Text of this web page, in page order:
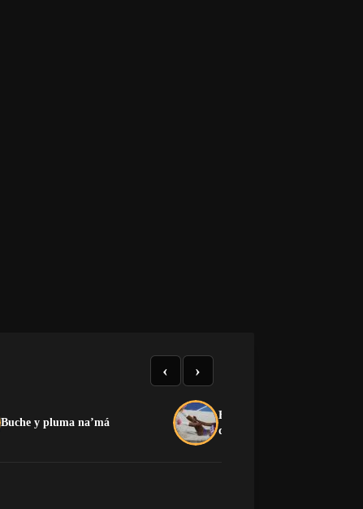
Buche y pluma na’má
El medallero que el castrismo
quiere esconder
‹ ›